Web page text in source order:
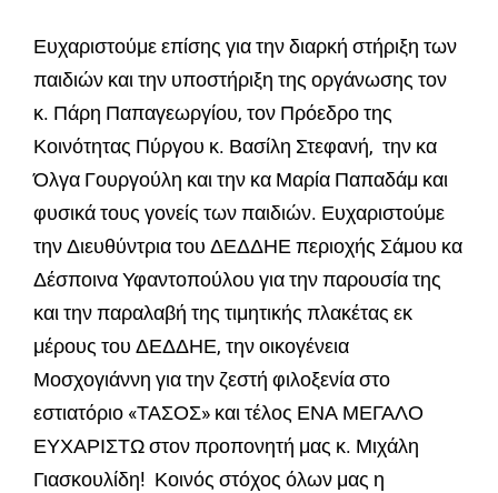
Ευχαριστούμε επίσης για την διαρκή στήριξη των
παιδιών και την υποστήριξη της οργάνωσης τον
κ. Πάρη Παπαγεωργίου, τον Πρόεδρο της
Κοινότητας Πύργου κ. Βασίλη Στεφανή, την κα
Όλγα Γουργούλη και την κα Μαρία Παπαδάμ και
φυσικά τους γονείς των παιδιών. Ευχαριστούμε
την Διευθύντρια του ΔΕΔΔΗΕ περιοχής Σάμου κα
Δέσποινα Υφαντοπούλου για την παρουσία της
και την παραλαβή της τιμητικής πλακέτας εκ
μέρους του ΔΕΔΔΗΕ, την οικογένεια
Μοσχογιάννη για την ζεστή φιλοξενία στο
εστιατόριο «ΤΑΣΟΣ» και τέλος ΕΝΑ ΜΕΓΑΛΟ
ΕΥΧΑΡΙΣΤΩ στον προπονητή μας κ. Μιχάλη
Γιασκουλίδη! Κοινός στόχος όλων μας η